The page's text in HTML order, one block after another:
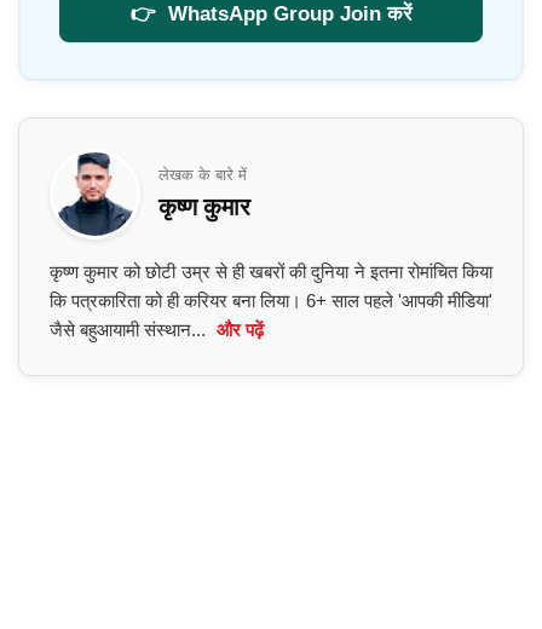
👉 WhatsApp Group Join करें
लेखक के बारे में
कृष्ण कुमार
कृष्ण कुमार को छोटी उम्र से ही खबरों की दुनिया ने इतना रोमांचित किया
कि पत्रकारिता को ही करियर बना लिया। 6+ साल पहले 'आपकी मीडिया'
जैसे बहुआयामी संस्थान... और पढ़ें